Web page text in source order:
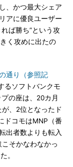
、かつ最大シェア
アに優良ユーザー
ば勝ち”という攻
く攻めに出たの
通り（参照記
るソフトバンクモ
の座は、20カ月
、2位となったド
ドコモはMNP（番
出者数よりも転入
そかなわなかっ
。